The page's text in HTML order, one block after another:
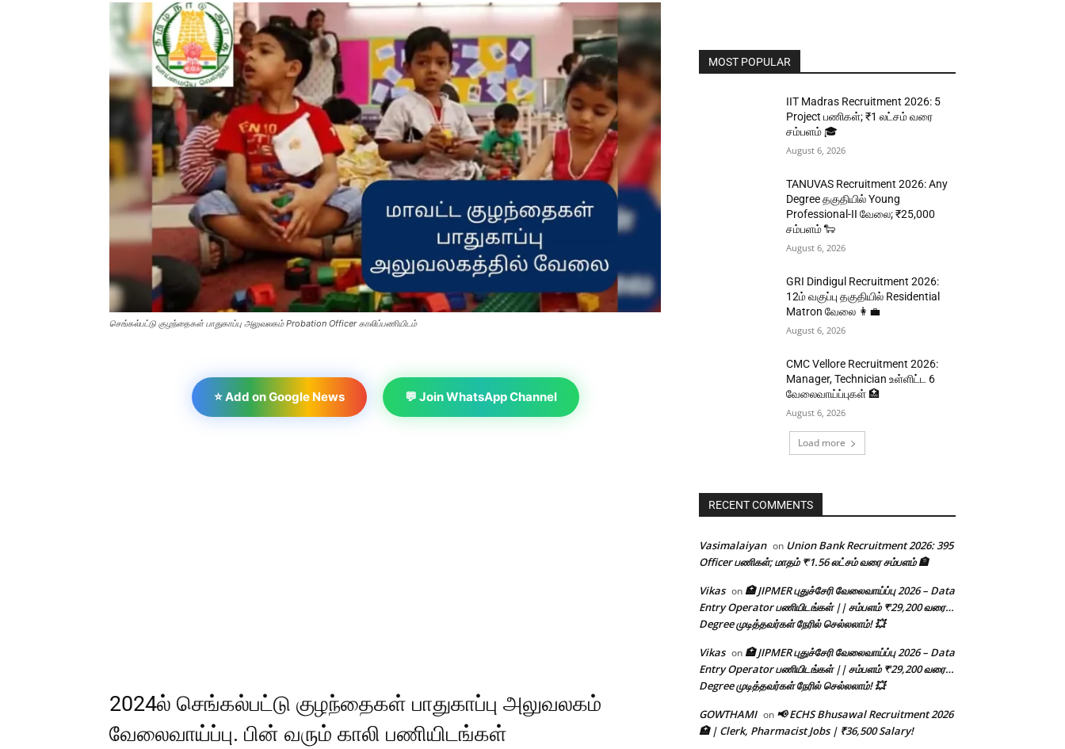
செங்கல்பட்டு குழந்தைகள் பாதுகாப்பு அலுவலகம் Probation Officer காலிப்பணியிடம்
⭐ Add on Google News 💬 Join WhatsApp Channel
2024ல் செங்கல்பட்டு குழந்தைகள் பாதுகாப்பு அலுவலகம்
வேலைவாய்ப்பு. பின் வரும் காலி பணியிடங்கள்
MOST POPULAR
IIT Madras Recruitment 2026: 5
Project பணிகள்; ₹1 லட்சம் வரை
சம்பளம் 🎓
August 6, 2026
TANUVAS Recruitment 2026: Any
Degree தகுதியில் Young
Professional-II வேலை; ₹25,000
சம்பளம் 🐑
August 6, 2026
GRI Dindigul Recruitment 2026:
12ம் வகுப்பு தகுதியில் Residential
Matron வேலை 👩‍💼
August 6, 2026
CMC Vellore Recruitment 2026:
Manager, Technician உள்ளிட்ட 6
வேலைவாய்ப்புகள் 🏥
August 6, 2026
Load more
RECENT COMMENTS
Vasimalaiyan on Union Bank Recruitment 2026: 395
Officer பணிகள்; மாதம் ₹1.56 லட்சம் வரை சம்பளம் 🏦
Vikas on🏥 JIPMER புதுச்சேரி வேலைவாய்ப்பு 2026 – Data
Entry Operator பணியிடங்கள் || சம்பளம் ₹29,200 வரை…
Degree முடித்தவர்கள் நேரில் செல்லலாம்! 💥
Vikas on🏥 JIPMER புதுச்சேரி வேலைவாய்ப்பு 2026 – Data
Entry Operator பணியிடங்கள் || சம்பளம் ₹29,200 வரை…
Degree முடித்தவர்கள் நேரில் செல்லலாம்! 💥
GOWTHAMI on 📢 ECHS Bhusawal Recruitment 2026
🏥 | Clerk, Pharmacist Jobs | ₹36,500 Salary!